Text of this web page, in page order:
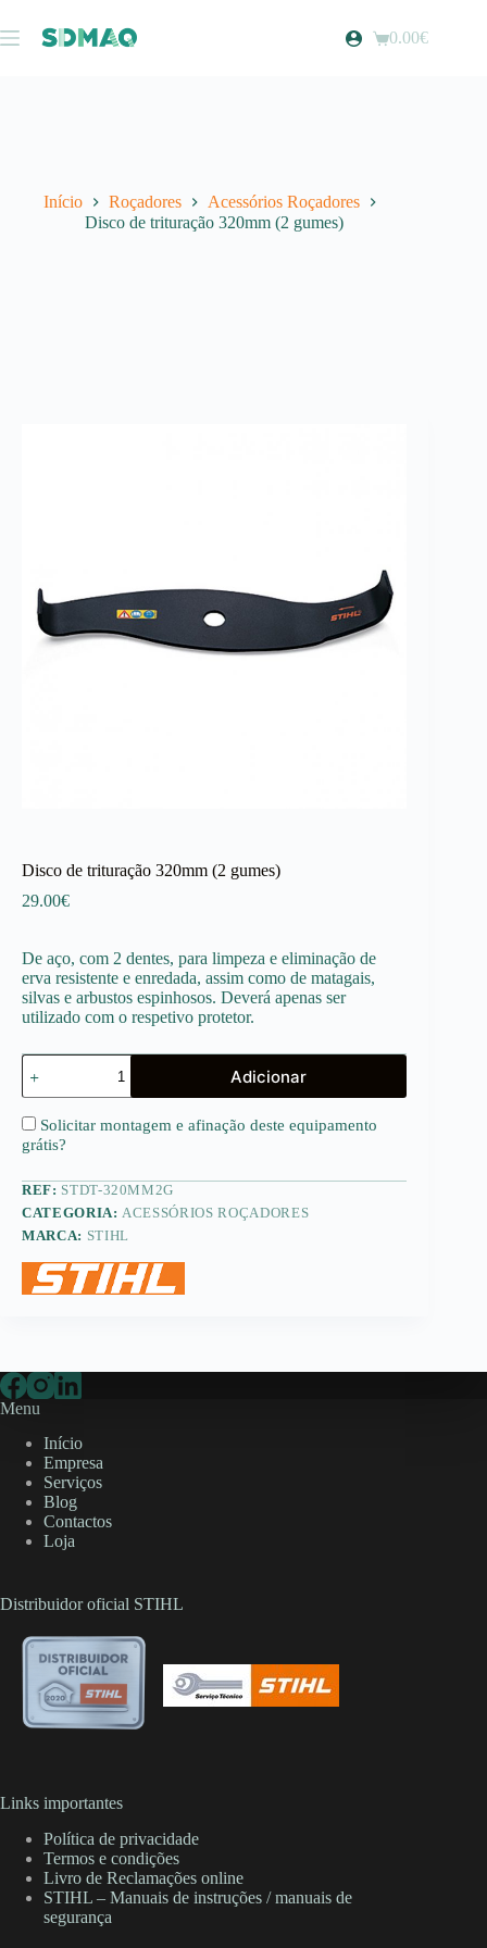
para
o
Carrinho
0.00€
Início Roçadores
Acessórios Roçadores
Disco de trituração 320mm (2 gumes)
Disco de trituração 320mm (2 gumes)
29.00€
De aço, com 2 dentes, para limpeza e eliminação de
erva resistente e enredada, assim como de matagais,
silvas e arbustos espinhosos. Deverá apenas ser
utilizado com o respetivo protetor.
Quantidade
de
Disco
de
trituração
320mm
gumes)
Adicionar
Solicitar montagem e afinação deste equipamento
grátis?
REF: STDT-320MM2G
CATEGORIA:ACESSÓRIOS ROÇADORES
MARCA: STIHL
Menu
Início
Empresa
Serviços
Blog
Contactos
Loja
Distribuidor oficial STIHL
Links importantes
Política de privacidade
Termos e condições
Livro de Reclamações online
STIHL – Manuais de instruções / manuais de
segurança